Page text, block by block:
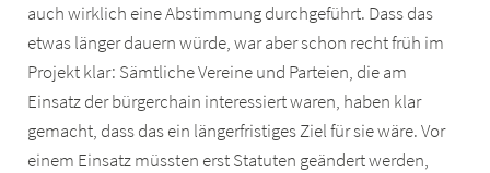
auch wirklich eine Abstimmung durchgeführt. Dass das
etwas länger dauern würde, war aber schon recht früh im
Projekt klar: Sämtliche Vereine und Parteien, die am
Einsatz der bürgerchain interessiert waren, haben klar
gemacht, dass das ein längerfristiges Ziel für sie wäre. Vor
einem Einsatz müssten erst Statuten geändert werden,